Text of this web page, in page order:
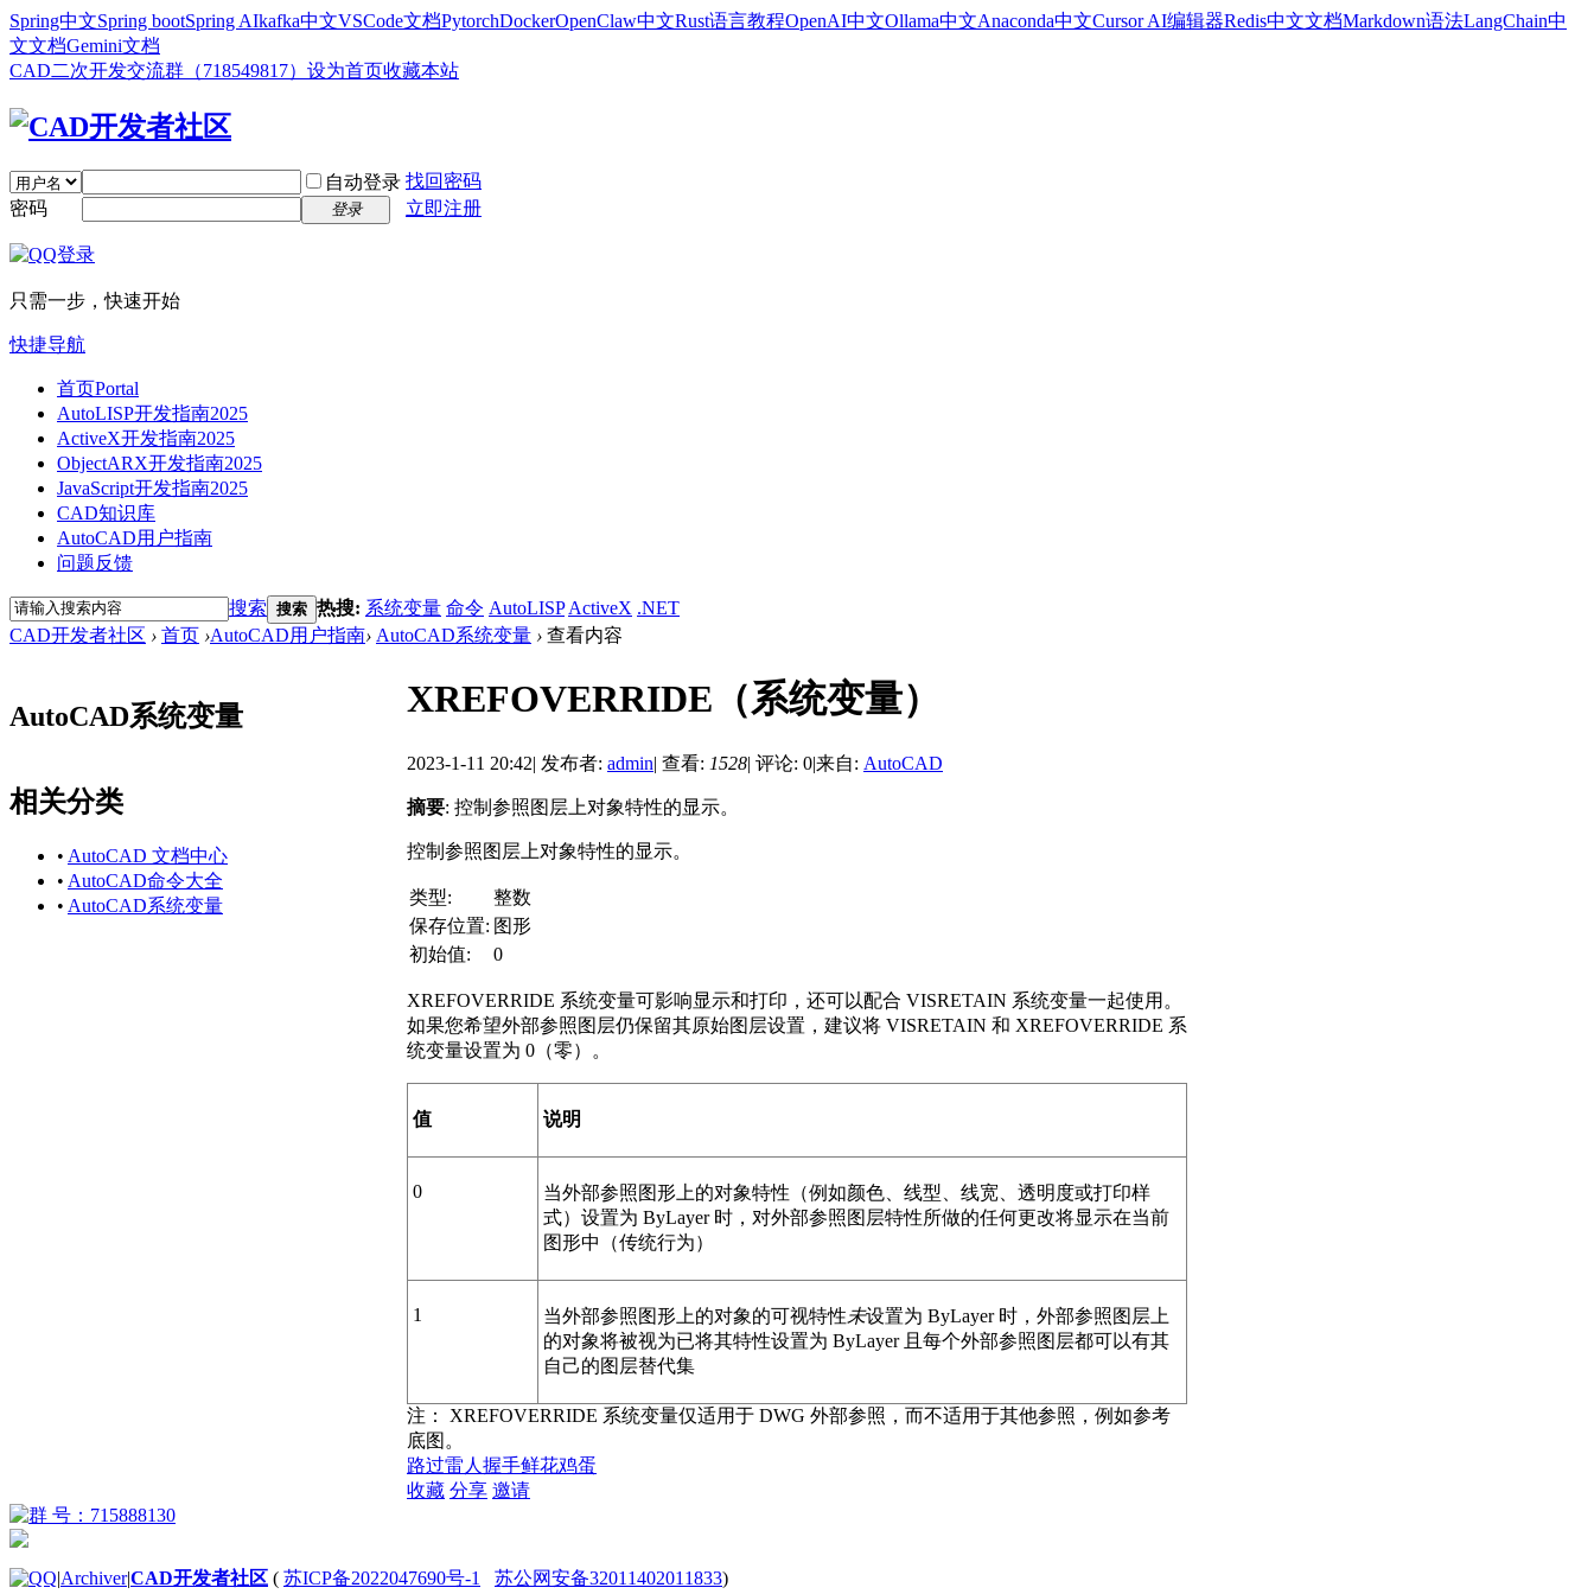
Spring中文Spring bootSpring AIkafka中文VSCode文档PytorchDockerOpenClaw中文Rust语言教程OpenAI中文Ollama中文Anaconda中文Cursor AI编辑器Redis中文文档Markdown语法LangChain中
文文档Gemini文档
CAD二次开发交流群（718549817） 设为首页收藏本站
自动登录 找回密码
密码
登录 立即注册
只需一步，快速开始
快捷导航
首页Portal
AutoLISP开发指南2025
ActiveX开发指南2025
ObjectARX开发指南2025
JavaScript开发指南2025
CAD知识库
AutoCAD用户指南
问题反馈
搜索 搜索 热搜: 系统变量 命令 AutoLISP ActiveX .NET
CAD开发者社区 › 首页 ›AutoCAD用户指南› AutoCAD系统变量 › 查看内容
AutoCAD系统变量
相关分类
• AutoCAD 文档中心
• AutoCAD命令大全
• AutoCAD系统变量
XREFOVERRIDE（系统变量）
2023-1-11 20:42| 发布者: admin| 查看: 1528| 评论: 0|来自: AutoCAD
摘要: 控制参照图层上对象特性的显示。
控制参照图层上对象特性的显示。
类型:
整数
保存位置: 图形
初始值:
0
XREFOVERRIDE 系统变量可影响显示和打印，还可以配合 VISRETAIN 系统变量一起使用。
如果您希望外部参照图层仍保留其原始图层设置，建议将 VISRETAIN 和 XREFOVERRIDE 系
统变量设置为 0（零）。
值 说明
0
当外部参照图形上的对象特性（例如颜色、线型、线宽、透明度或打印样
式）设置为 ByLayer 时，对外部参照图层特性所做的任何更改将显示在当前
图形中（传统行为）
1 当外部参照图形上的对象的可视特性未设置为 ByLayer 时，外部参照图层上
的对象将被视为已将其特性设置为 ByLayer 且每个外部参照图层都可以有其
自己的图层替代集
注：
XREFOVERRIDE 系统变量仅适用于 DWG 外部参照，而不适用于其他参照，例如参考
底图。
路过雷人 握手鲜花鸡蛋
收藏 分享 邀请
|Archiver|CAD开发者社区 ( 苏ICP备2022047690号-1 苏公网安备32011402011833)